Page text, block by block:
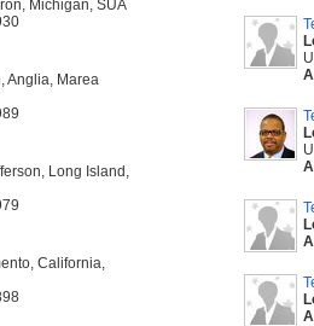
Michigan, SUA
Anglia, Marea
Long Island,
California,